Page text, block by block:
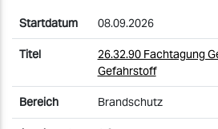
08.09.2026
26.32.90 Fachtagung
Gefahrstoff
Brandschutz